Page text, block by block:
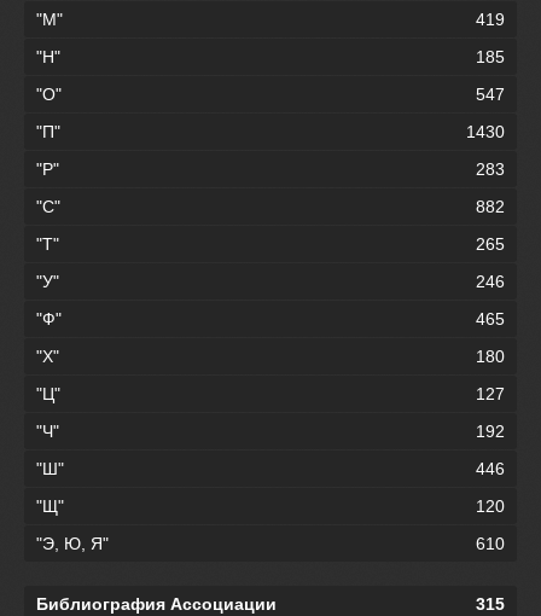
"М"
419
"Н"
185
"О"
547
"П"
1430
"Р"
283
"С"
882
"Т"
265
"У"
246
"Ф"
465
"Х"
180
"Ц"
127
"Ч"
192
"Ш"
446
"Щ"
120
"Э, Ю, Я"
610
Библиография Ассоциации
315